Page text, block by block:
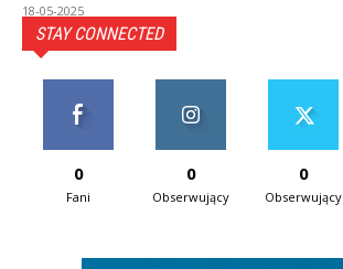
18-05-2025
STAY CONNECTED
0
Fani
0
Obserwujący
0
Obserwujący